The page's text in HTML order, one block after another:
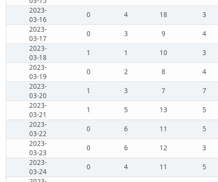
2023-
03-16
0 4 18
3
2023-
03-17
0 3 9
4
2023-
03-18
1 1 10
3
2023-
03-19
0 2 8
4
2023-
03-20
1 3 7
7
2023-
03-21
1 5 13
5
2023-
03-22
0 6 11
5
2023-
03-23
0 6 12
3
2023-
03-24
0 4 11
5